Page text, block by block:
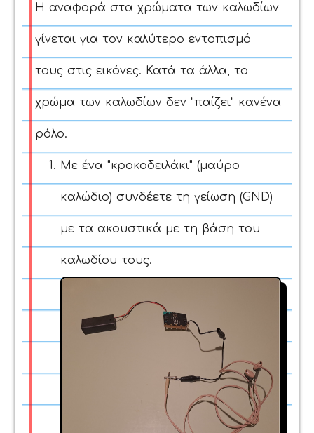
Η αναφορά στα χρώματα των καλωδίων
γίνεται για τον καλύτερο εντοπισμό
τους στις εικόνες. Κατά τα άλλα, το
χρώμα των καλωδίων δεν "παίζει" κανένα
ρόλο.
Με ένα "κροκοδειλάκι" (μαύρο
καλώδιο) συνδέετε τη γείωση (GND)
με τα ακουστικά με τη βάση του
καλωδίου τους.